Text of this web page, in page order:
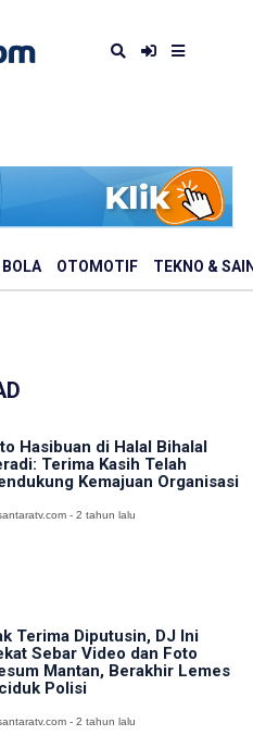
OTOMOTIF TEKNO &
Hasibuan di Halal Bihalal
Terima Kasih Telah
Kemajuan Organisasi
- 2 tahun lalu
Terima Diputusin, DJ Ini
Sebar Video dan Foto
Mantan, Berakhir Lemes
Polisi
- 2 tahun lalu